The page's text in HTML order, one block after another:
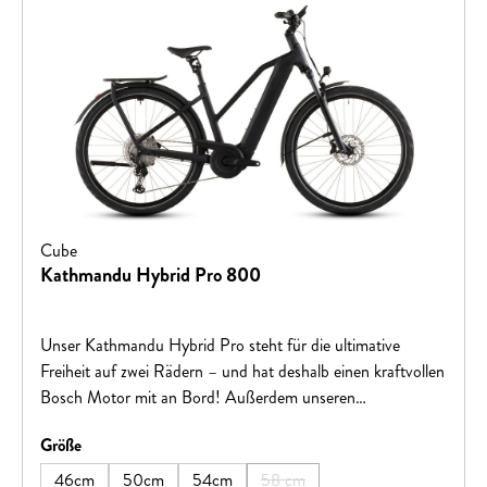
Cube
Kathmandu Hybrid Pro 800
Unser Kathmandu Hybrid Pro steht für die ultimative
Freiheit auf zwei Rädern – und hat deshalb einen kraftvollen
Bosch Motor mit an Bord! Außerdem unseren
auf dem alles Platz findet, was auf Tour mit muss. Sein
Bosch CX Antrieb ist samt 800 Wh PowerTube Akku so
Größeauswählen
46cm
50cm 54cm 58 cm